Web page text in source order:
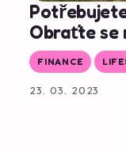
Obraťte se
FINANCE
23. 03. 2023